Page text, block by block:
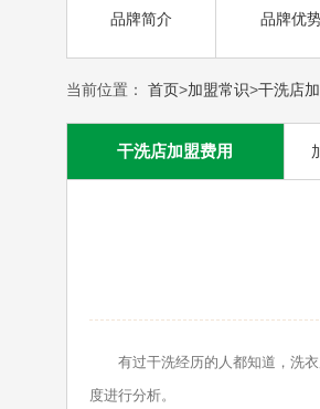
品牌简介 品牌优
当前位置： 首页>加盟常识>干洗店
干洗店加盟费用
有过干洗经历的人都知道，洗衣
度进行分析。